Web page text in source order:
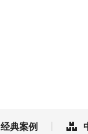
经典案例